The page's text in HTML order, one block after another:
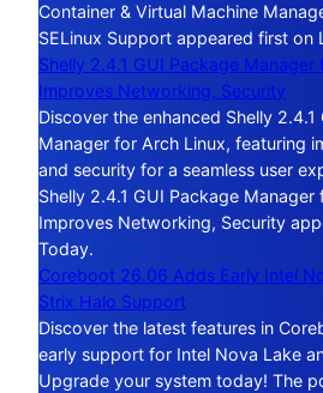
Container & Virtual Machine
SELinux Support appeared first on
Shelly 2.4.1 GUI Package Manager
Improves Networking, Security
Discover the enhanced Shelly 2.4.1
Manager for Arch Linux, featuring
and security for a seamless user
Shelly 2.4.1 GUI Package Manager
Improves Networking, Security
Today.
Coreboot 26.06 Adds Early Intel
Strix Halo Support
Discover the latest features in
early support for Intel Nova Lake
Upgrade your system today! The